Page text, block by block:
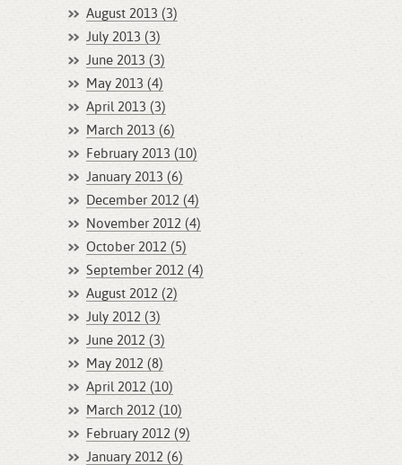
August 2013 (3)
July 2013 (3)
June 2013 (3)
May 2013 (4)
April 2013 (3)
March 2013 (6)
February 2013 (10)
January 2013 (6)
December 2012 (4)
November 2012 (4)
October 2012 (5)
September 2012 (4)
August 2012 (2)
July 2012 (3)
June 2012 (3)
May 2012 (8)
April 2012 (10)
March 2012 (10)
February 2012 (9)
January 2012 (6)